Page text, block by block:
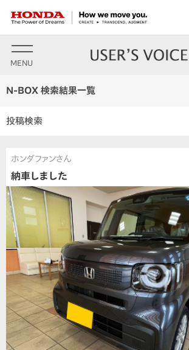
MENU
N-BOX 検索結果一覧
投稿検索
ホンダファンさん
納車しました